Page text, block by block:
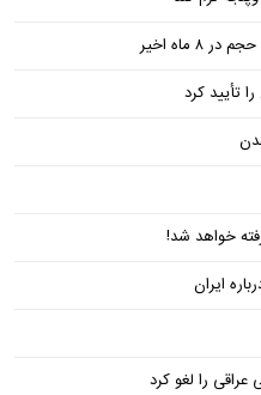
ماه اخیر
تأیید کرد
خواهد شد!
ایران
را لغو کرد